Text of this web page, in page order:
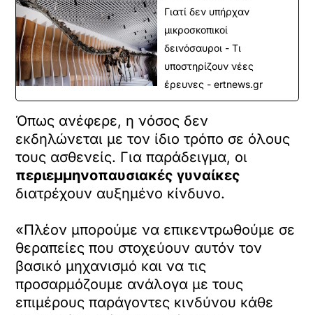
Γιατί δεν υπήρχαν
μικροσκοπικοί
δεινόσαυροι - Τι
υποστηρίζουν νέες
έρευνες - ertnews.gr
Όπως ανέφερε, η νόσος δεν
εκδηλώνεται με τον ίδιο τρόπο σε όλους
τους ασθενείς. Για παράδειγμα, οι
περιεμμηνοπαυσιακές γυναίκες
διατρέχουν αυξημένο κίνδυνο.
«Πλέον μπορούμε να επικεντρωθούμε σε
θεραπείες που στοχεύουν αυτόν τον
βασικό μηχανισμό και να τις
προσαρμόζουμε ανάλογα με τους
επιμέρους παράγοντες κινδύνου κάθε